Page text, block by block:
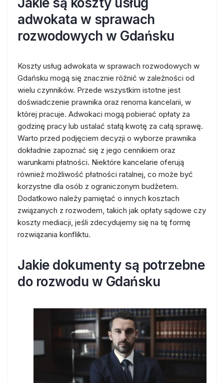
adwokata w sprawach
rozwodowych w Gdańsku
Koszty usług adwokata w sprawach rozwodowych w
Gdańsku mogą się znacznie różnić w zależności od
wielu czynników. Przede wszystkim istotne jest
doświadczenie prawnika oraz renoma kancelarii, w
której pracuje. Adwokaci mogą pobierać opłaty za
godzinę pracy lub ustalać stałą kwotę za całą sprawę.
Warto przed podjęciem decyzji o wyborze prawnika
dokładnie zapoznać się z jego cennikiem oraz
warunkami płatności. Niektóre kancelarie oferują
również możliwość płatności ratalnej, co może być
korzystne dla osób z ograniczonym budżetem.
Dodatkowo należy pamiętać o innych kosztach
związanych z rozwodem, takich jak opłaty sądowe czy
koszty mediacji, jeśli zdecydujemy się na tę formę
rozwiązania konfliktu.
Jakie dokumenty są potrzebne
do rozwodu w Gdańsku